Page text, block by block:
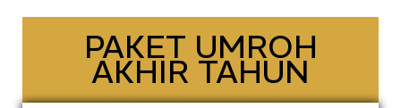
PAKET UMROH
AKHIR TAHUN